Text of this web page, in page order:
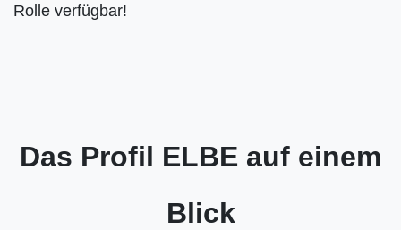
Rolle verfügbar!
Das Profil ELBE auf einem
Blick